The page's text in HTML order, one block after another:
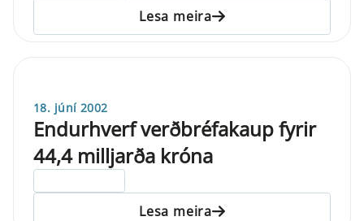
Lesa meira
18. júní 2002
Endurhverf verðbréfakaup fyrir
44,4 milljarða króna
Lesa meira